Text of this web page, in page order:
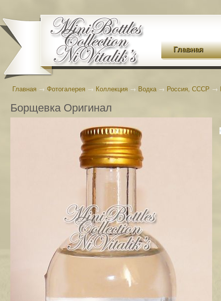
Главная
Главная → Фотогалерея → Коллекция → Водка→ Россия, СССР →
Борщевка Оригинал